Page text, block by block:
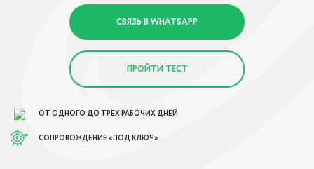
СВЯЗЬ В WHATSAPP
ПРОЙТИ ТЕСТ
ОТ ОДНОГО ДО ТРЁХ РАБОЧИХ ДНЕЙ
СОПРОВОЖДЕНИЕ «ПОД КЛЮЧ»